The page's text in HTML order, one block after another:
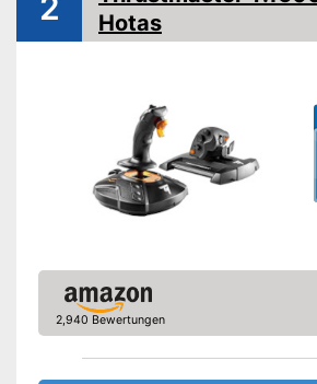
Gewicht
1.000 g
Verfügt
Amazon Lieferzeit
siehe
Hotas
2,940 Bewertungen